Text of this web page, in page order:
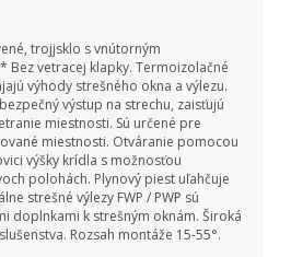
trojjsklo s vnútorným
vetracej klapky. Termoizolačné
výhody strešného okna a výlezu.
výstup na strechu, zaisťujú
miestnosti. Sú určené pre
miestnosti. Otváranie pomocou
výšky krídla s možnosťou
polohách. Plynový piest uľahčuje
strešné výlezy FWP / PWP sú
doplnkami k strešným oknám. Široká
Rozsah montáže 15-55°.